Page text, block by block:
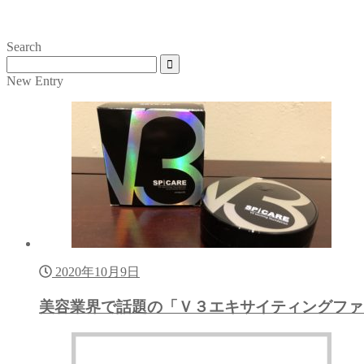
Search
New Entry
2020年10月9日
美容業界で話題の「Ｖ３エキサイティングフ